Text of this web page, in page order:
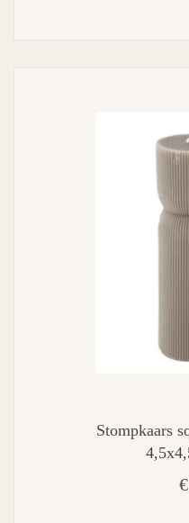
Stompkaars